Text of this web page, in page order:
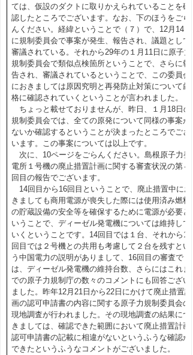
ては、仮設のダクトに取りかえられていることを確
認したところでございます。なお、下のほうをごら
んください。経緯ということで（７）で、12月14日
に規制委員会で事案が発生、報告され、議題として
審議されている。それから29年の１月11日に原子力
規制委員会で類似点検箇所ということで、さらに報
告され、審議されているということで、この委員会
におきましては原因究明と再発防止対策について厳
格に確認されていくということが言われました。
ちょっと載せておりませんが、昨日、１月18日の
規制委員会では、全ての原発について同様の事案が
ないか確認するということが決まったところでござ
います。この事案については以上です。
次に、10ページをごらんください。島根原子力発
電所１号機の廃止措置計画に関する審査状況の第４
回目の報告でございます。
14回目から16回目ということで、廃止措置中にお
きましても商用電源が喪失した際には使用済み燃料
の貯蔵設備の安全等を確保するために電源が必要と
いうことで、ディーゼル発電機については維持して
いくということです。14回目では１台、それから15
回目では２号機との共用も考慮して２台を残すとい
う中国電力の説明がありまして、16回目の審査で
は、ディーゼル発電機の維持台数、さらにはこれま
での原子力規制庁の数々のコメントにも回答ござい
ました。昨年12月21日から22日にかけて廃止措置計
画の認可申請書の内容に関する原子力規制委員会の
現地調査が行われました。その現地調査の結果につ
きましては、確認できた範囲において廃止措置計画
認可申請書の記載に相違がないというふうな確認が
できたというふうなコメントがございました。